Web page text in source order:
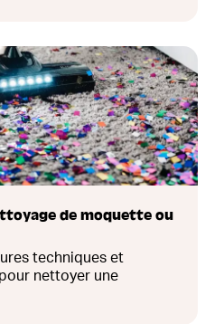
de moquette ou
techniques et
nettoyer une